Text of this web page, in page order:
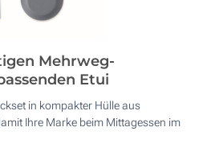
Mehrweg-
Etui
in kompakter Hülle aus
Ihre Marke beim Mittagessen im